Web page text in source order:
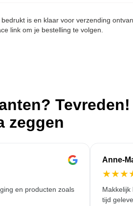
is en klaar voor verzending
link om je bestelling te volgen.
zeggen
en producten zoals
Anne-
★★★
tijd